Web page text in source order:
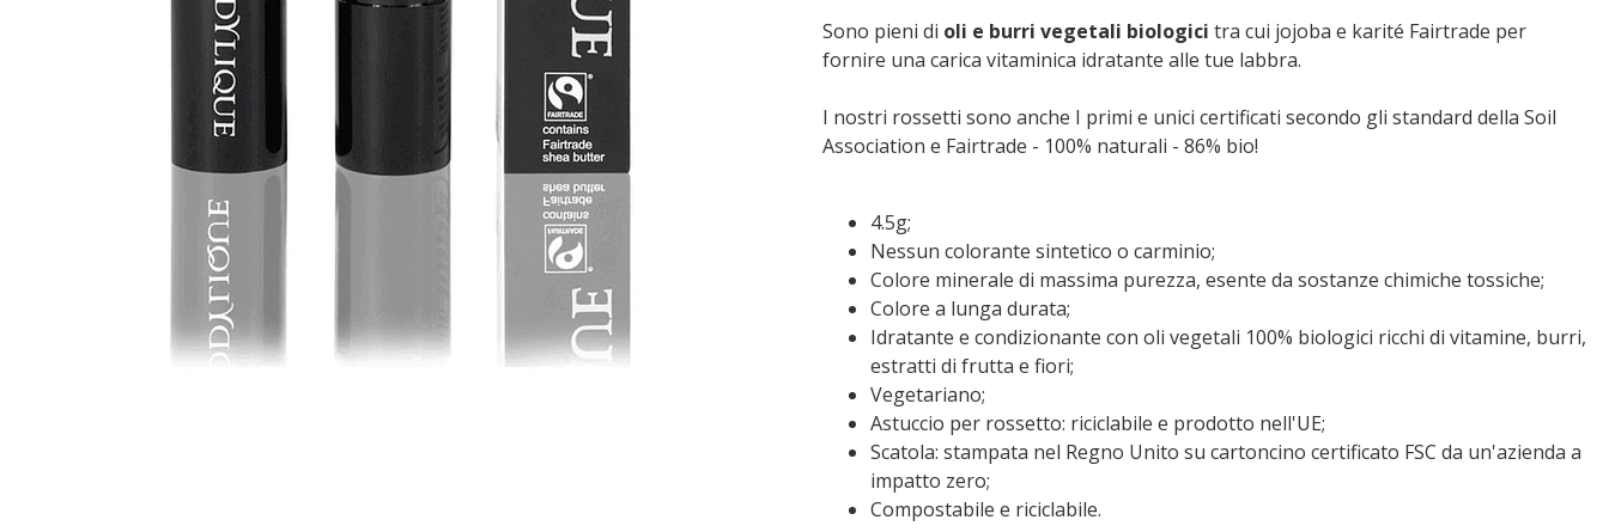
Sono pieni di oli e burri vegetali biologici tra cui jojoba e karité Fairtrade per
fornire una carica vitaminica idratante alle tue labbra.
I nostri rossetti sono anche I primi e unici certificati secondo gli standard della Soil
Association e Fairtrade - 100% naturali - 86% bio!
4.5g;
Nessun colorante sintetico o carminio;
Colore minerale di massima purezza, esente da sostanze chimiche tossiche;
Colore a lunga durata;
Idratante e condizionante con oli vegetali 100% biologici ricchi di vitamine, burri,
estratti di frutta e fiori;
Vegetariano;
Astuccio per rossetto: riciclabile e prodotto nell'UE;
Scatola: stampata nel Regno Unito su cartoncino certificato FSC da un'azienda a
impatto zero;
Compostabile e riciclabile.